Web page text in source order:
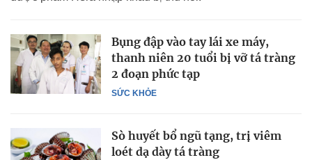
SỨC KHỎE
Bụng đập vào tay lái xe máy,
thanh niên 20 tuổi bị vỡ tá tràng
2 đoạn phức tạp
Sò huyết bổ ngũ tạng, trị viêm
loét dạ dày tá tràng